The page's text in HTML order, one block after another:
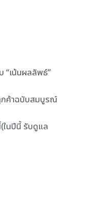
“เน้นผลลัพธ์”
กค้าฉบับสมบูรณ์
ในปีนี้ รับดูแล